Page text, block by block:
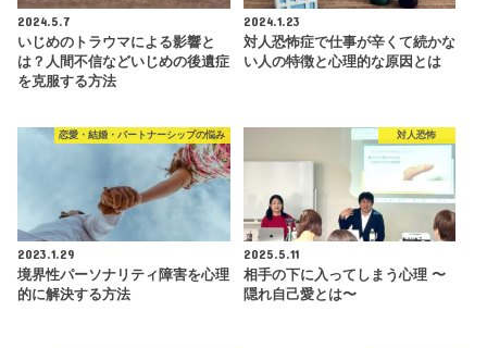
2024.5.7
いじめのトラウマによる影響と
は？人間不信などいじめの後遺症
を克服する方法
2024.1.23
対人恐怖症で仕事が辛くて続かな
い人の特徴と心理的な原因とは
恋愛・結婚・パートナーシップの悩み
2023.1.29
境界性パーソナリティ障害を心理
的に解決する方法
対人恐怖
2025.5.11
相手の下に入ってしまう心理 〜
隠れ自己愛とは〜